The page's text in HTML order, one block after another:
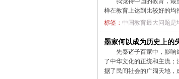
样在教育上达到比较好的均
标签： 中国教育最大问题是
墨家何以成为历史上的
先秦诸子百家中，影
了中华文化的正统和主流
据了民间社会的广阔天地，